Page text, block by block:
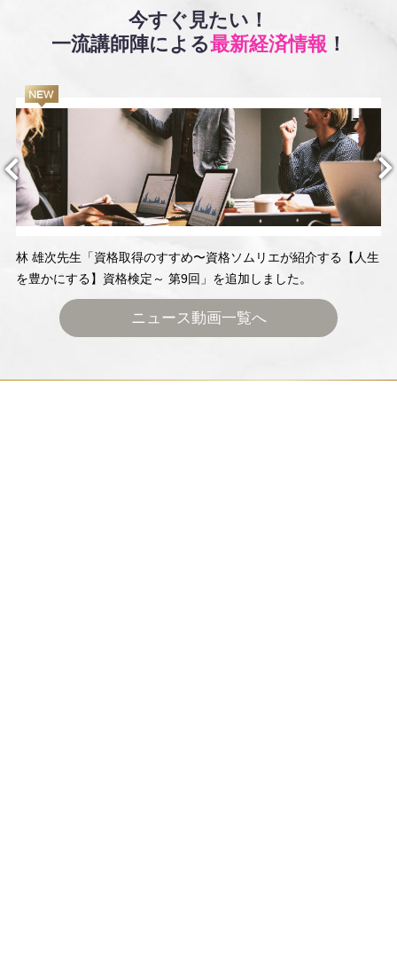
今すぐ見たい！
一流講師陣による最新経済情報 ！
ニュース動画一覧へ
林 雄次先生「資格取得のすすめ〜資格ソムリエが紹介する【人生
を豊かにする】資格検定～ 第9回」を追加しました。